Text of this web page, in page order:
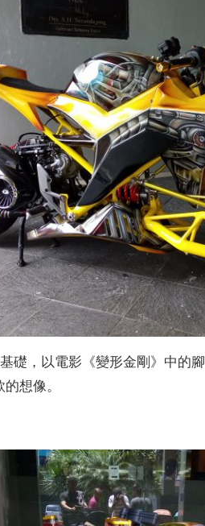
礎，以電影《變形金剛》中的
想像。